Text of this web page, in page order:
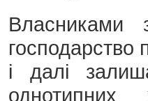
Власниками
господарство
і далі
однотипних